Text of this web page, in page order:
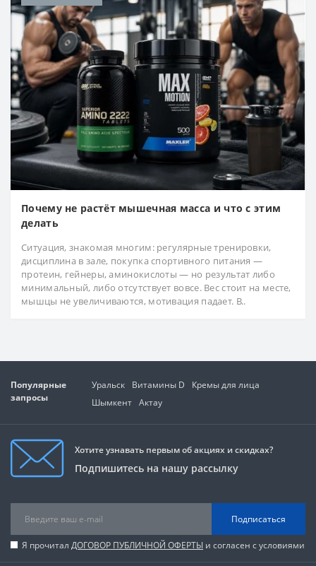
Почему не растёт мышечная масса и что с этим
делать
Ситуация, знакомая многим: регулярные тренировки,
дисциплина в зале, покупка спортивного питания —
протеин, гейнеры, аминокислоты — но результат либо
минимальный, либо отсутствует вовсе. Вес стоит на месте,
мышцы не увеличиваются, мотивация падает. В..
Популярные
запросы
Уральск Витамины D
Кремы для лица
Шымкент
Актау
Хотите узнавать первым об акциях и скидках?
Подпишитесь на нашу рассылку
Подписаться
Я прочитал ДОГОВОР ПУБЛИЧНОЙ ОФЕРТЫ и согласен с условиями